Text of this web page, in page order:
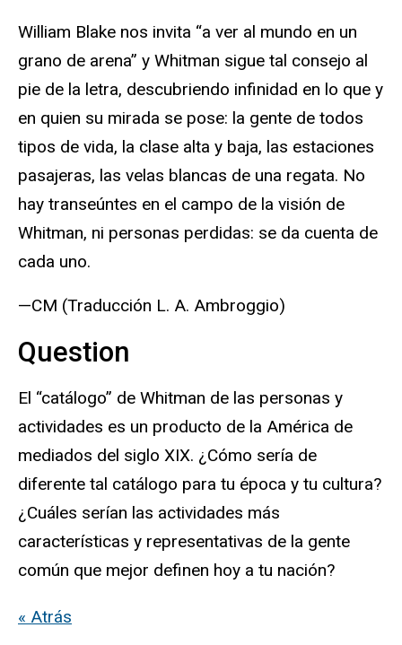
William Blake nos invita “a ver al mundo en un
grano de arena” y Whitman sigue tal consejo al
pie de la letra, descubriendo infinidad en lo que y
en quien su mirada se pose: la gente de todos
tipos de vida, la clase alta y baja, las estaciones
pasajeras, las velas blancas de una regata. No
hay transeúntes en el campo de la visión de
Whitman, ni personas perdidas: se da cuenta de
cada uno.
—CM (Traducción L. A. Ambroggio)
Question
El “catálogo” de Whitman de las personas y
actividades es un producto de la América de
mediados del siglo XIX. ¿Cómo sería de
diferente tal catálogo para tu época y tu cultura?
¿Cuáles serían las actividades más
características y representativas de la gente
común que mejor definen hoy a tu nación?
« Atrás